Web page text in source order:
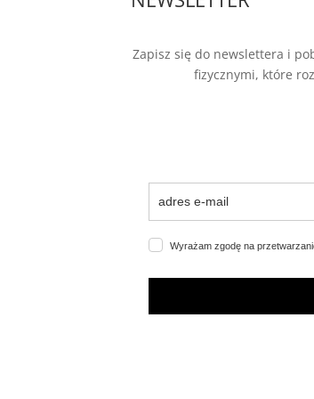
Zapisz się do newslettera i
fizycznymi, które
Wyrażam zgodę na